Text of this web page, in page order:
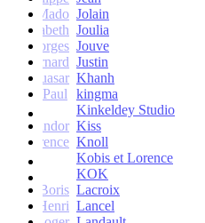
Mado Jolain
Elisabeth Joulia
Georges Jouve
Bernard Justin
Quasar Khanh
Paul
kingma
Kinkeldey Studio
Sandor Kiss
Florence Knoll
Kobis et Lorence
KOK
Jean-Boris Lacroix
Henri Lancel